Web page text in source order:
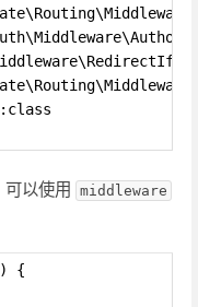
以使用 middleware
{